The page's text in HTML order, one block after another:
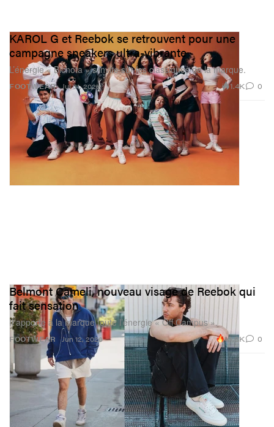
FOOTWEAR
KAROL G et Reebok se retrouvent pour une
campagne sneakers ultra-vibrante
L’énergie « Bichota » s’invite sur les classiques de la marque.
Jul 31, 2026 1.4K 0
FOOTWEAR
Belmont Cameli, nouveau visage de Reebok qui
fait sensation
Il apporte à la marque toute l’énergie « Off Campus ».
Jun 12, 2026 13.8K 0